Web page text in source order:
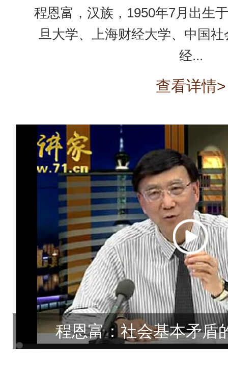
程恩富，汉族，1950年7月出生
旦大学、上海财经大学、中国
经...
查看详情>
程恩富：社会基本矛盾